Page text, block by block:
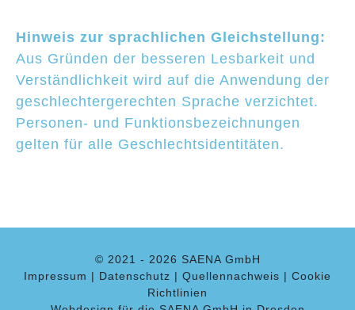
Hinweis zur sprachlichen Gleichstellung:
Aus Gründen der besseren Lesbarkeit und
Verständlichkeit wird auf die Anwendung der
geschlechtergerechten Sprache verzichtet.
Personen- und Funktionsbezeichnungen
gelten für alle Geschlechtsidentitäten.
© 2021 - 2026 SAENA GmbH
Impressum | Datenschutz | Quellennachweis | Cookie
Richtlinien